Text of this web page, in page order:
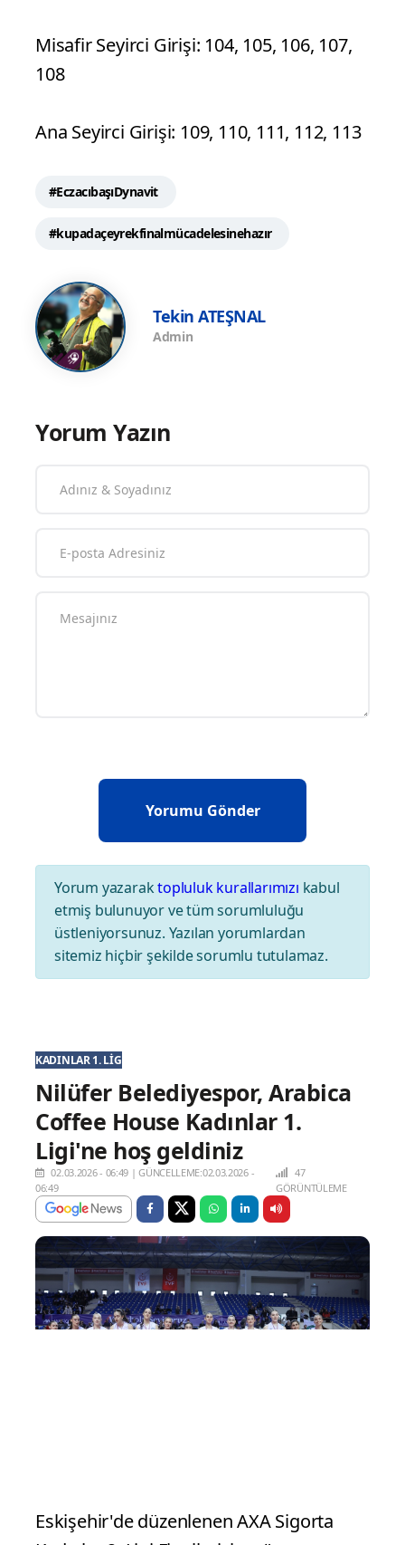
Misafir Seyirci Girişi: 104, 105, 106, 107,
108
Ana Seyirci Girişi: 109, 110, 111, 112, 113
#EczacıbaşıDynavit
#kupadaçeyrekfinalmücadelesinehazır
Tekin ATEŞNAL
Admin
Yorum Yazın
Yorum yazaraktopluluk kurallarımızı kabul
etmiş bulunuyor ve tüm sorumluluğu
üstleniyorsunuz. Yazılan yorumlardan
sitemiz hiçbir şekilde sorumlu tutulamaz.
KADINLAR 1. LIG
Nilüfer Belediyespor, Arabica
Coffee House Kadınlar 1.
Ligi'ne hoş geldiniz
02.03.2026 - 06:49 |GÜNCELLEME:02.03.2026 -
06:49
47
GÖRÜNTÜLEME
Eskişehir'de düzenlenen AXA Sigorta